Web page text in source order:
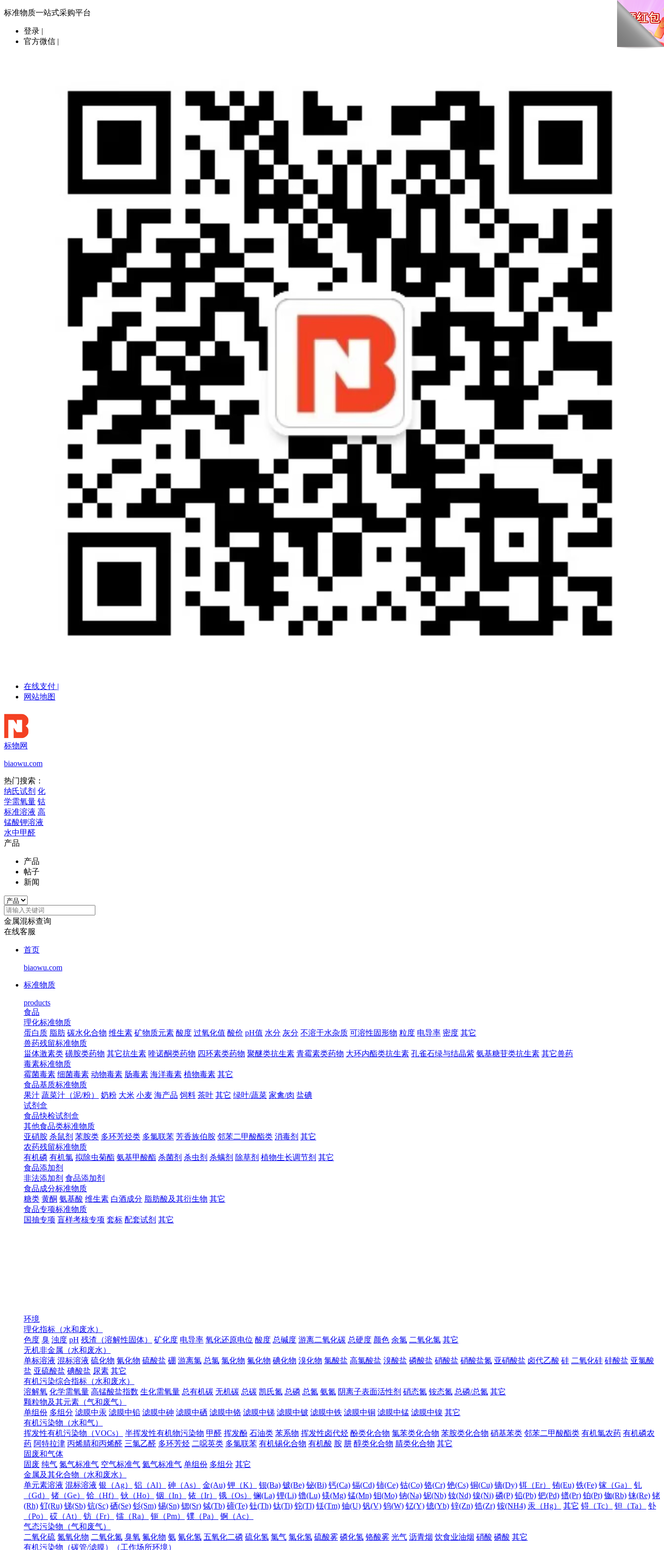
标准物质一站式采购平台
登录 |
官方微信 |
在线支付 |
网站地图
标物网
biaowu.com
热门搜索：
纳氏试剂 化
学需氧量 钴
标准溶液 高
锰酸钾溶液
水中甲醛
产品
产品
帖子
新闻
金属混标查询
在线客服
首页
biaowu.com
标准物质
products
食品
理化标准物质
蛋白质 脂肪 碳水化合物 维生素 矿物质元素 酸度 过氧化值 酸价 pH值 水分 灰分 不溶于水杂质 可溶性固形物 粒度 电导率 密度 其它
兽药残留标准物质
甾体激素类 磺胺类药物 其它抗生素 喹诺酮类药物 四环素类药物 聚醚类抗生素 青霉素类药物 大环内酯类抗生素 孔雀石绿与结晶紫 氨基糖苷类抗生素 其它兽药
毒素标准物质
霉菌毒素 细菌毒素 动物毒素 肠毒素 海洋毒素 植物毒素 其它
食品基质标准物质
果汁 蔬菜汁（泥/粉） 奶粉 大米 小麦 海产品 饲料 茶叶 其它 绿叶/蔬菜 家禽/肉 盐碘
试剂盒
食品快检试剂盒
其他食品类标准物质
亚硝胺 杀鼠剂 苯胺类 多环芳烃类 多氯联苯 芳香族伯胺 邻苯二甲酸酯类 消毒剂 其它
农药残留标准物质
有机磷 有机氯 拟除虫菊酯 氨基甲酸酯 杀菌剂 杀虫剂 杀螨剂 除草剂 植物生长调节剂 其它
食品添加剂
非法添加剂 食品添加剂
食品成分标准物质
糖类 黄酮 氨基酸 维生素 白酒成分 脂肪酸及其衍生物 其它
食品专项标准物质
国抽专项 盲样考核专项 套标 配套试剂 其它
环境
理化指标（水和废水）
色度 臭 浊度 pH 残渣（溶解性固体） 矿化度 电导率 氧化还原电位 酸度 总碱度 游离二氧化碳 总硬度 颜色 余氯 二氧化氯 其它
无机非金属（水和废水）
单标溶液 混标溶液 硫化物 氰化物 硫酸盐 硼 游离氯 总氯 氯化物 氟化物 碘化物 溴化物 氯酸盐 高氯酸盐 溴酸盐 磷酸盐 硝酸盐 硝酸盐氮 亚硝酸盐 卤代乙酸 硅 二氧化硅 硅酸盐 亚氯酸
盐 亚硫酸盐 碘酸盐 尿素 其它
有机污染综合指标（水和废水）
溶解氧 化学需氧量 高锰酸盐指数 生化需氧量 总有机碳 无机碳 总碳 凯氏氮 总磷 总氮 氨氮 阴离子表面活性剂 硝态氮 铵态氮 总磷/总氮 其它
颗粒物及其元素（气和废气）
单组份 多组分 滤膜中汞 滤膜中铅 滤膜中砷 滤膜中硒 滤膜中铬 滤膜中锑 滤膜中铍 滤膜中铁 滤膜中铜 滤膜中锰 滤膜中镍 其它
有机污染物（水和气）
挥发性有机污染物（VOCs）
半挥发性有机物污染物 甲醛 挥发酚 石油类 苯系物 挥发性卤代烃 酚类化合物 氯苯类化合物 苯胺类化合物 硝基苯类 邻苯二甲酸酯类 有机氯农药 有机磷农
药 阿特拉津 丙烯腈和丙烯醛 三氯乙醛 多环芳烃 二噁英类 多氯联苯 有机锡化合物 有机酸 胺 肼 醇类化合物 腈类化合物 其它
固废和气体
固废 纯气 氮气标准气 空气标准气 氦气标准气 单组份 多组分 其它
金属及其化合物（水和废水）
单元素溶液 混标溶液 银（Ag） 铝（Al） 砷（As） 金(Au) 钾（K） 钡(Ba) 铍(Be) 铋(Bi) 钙(Ca) 镉(Cd) 铈(Ce) 钴(Co) 铬(Cr) 铯(Cs) 铜(Cu) 镝(Dy) 铒（Er） 铕(Eu) 铁(Fe) 镓（Ga）
钆
（Gd）
锗（Ge） 铪（Hf） 钬（Ho） 铟（In） 铱（Ir） 锇（Os） 镧(La) 锂(Li) 镥(Lu) 镁(Mg) 锰(Mn) 钼(Mo) 钠(Na) 铌(Nb) 钕(Nd) 镍(Ni) 磷(P) 铅(Pb) 钯(Pd) 镨(Pr) 铂(Pt) 铷(Rb) 铼(Re) 铑
(Rh) 钌(Ru) 锑(Sb) 钪(Sc) 硒(Se) 钐(Sm) 锡(Sn) 锶(Sr) 铽(Tb) 碲(Te) 钍(Th) 钛(Ti) 铊(Tl) 铥(Tm) 铀(U) 钒(V) 钨(W) 钇(Y) 镱(Yb) 锌(Zn) 锆(Zr) 铵(NH4) 汞（Hg） 其它 锝（Tc） 钽（Ta）
钋
（Po）
砹（At） 钫（Fr） 镭（Ra） 钷（Pm） 镤（Pa）
锕（Ac）
气态污染物（气和废气）
二氧化硫 氮氧化物 二氧化氮 臭氧 氟化物 氨 氰化氢 五氧化二磷 硫化氢 氯气 氯化氢 硫酸雾 磷化氢 铬酸雾 光气 沥青烟 饮食业油烟 硝酸 磷酸 其它
有机污染物（碳管/滤膜）（工作场所环境）